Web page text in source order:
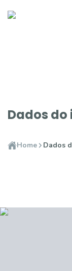
Dados
Home Dados